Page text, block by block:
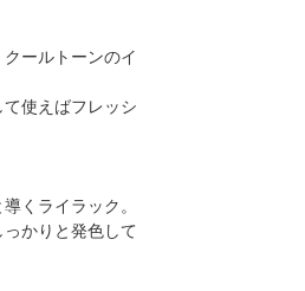
ールトーンのイ
使えばフレッシ
くライラック。
かりと発色して